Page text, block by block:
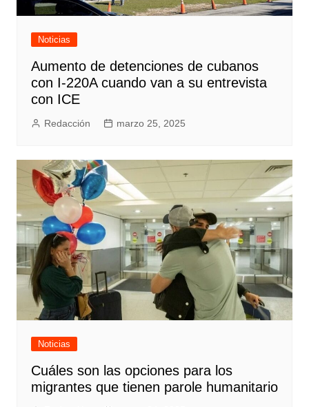
Noticias
Aumento de detenciones de cubanos
con I-220A cuando van a su entrevista
con ICE
Redacción marzo 25, 2025
Noticias
Cuáles son las opciones para los
migrantes que tienen parole humanitario